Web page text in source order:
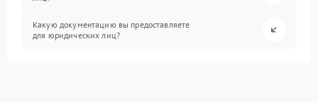
Какую документацию вы предоставляете
для юридических лиц?